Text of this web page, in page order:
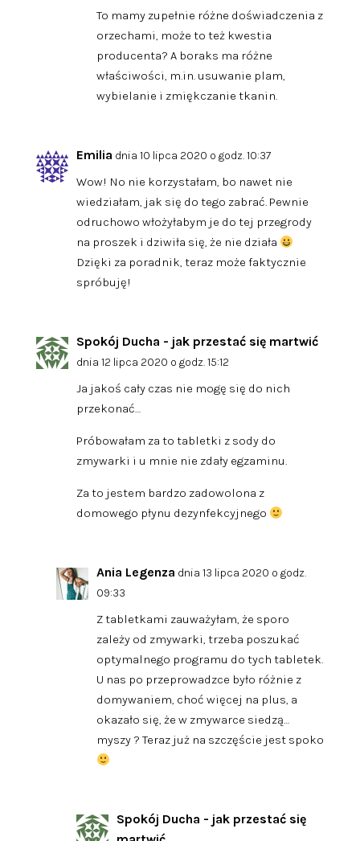
To mamy zupełnie różne doświadczenia z
orzechami, może to też kwestia
producenta? A boraks ma różne
właściwości, m.in. usuwanie plam,
wybielanie i zmiękczanie tkanin.
Emilia dnia 10 lipca 2020 o godz. 10:37
Wow! No nie korzystałam, bo nawet nie
wiedziałam, jak się do tego zabrać. Pewnie
odruchowo włożyłabym je do tej przegrody
na proszek i dziwiła się, że nie działa
Dzięki za poradnik, teraz może faktycznie
spróbuję!
Spokój Ducha - jak przestać się martwić
dnia 12 lipca 2020 o godz. 15:12
Ja jakoś cały czas nie mogę się do nich
przekonać…
Próbowałam za to tabletki z sody do
zmywarki i u mnie nie zdały egzaminu.
Za to jestem bardzo zadowolona z
domowego płynu dezynfekcyjnego
Ania Legenza dnia 13 lipca 2020 o godz.
09:33
Z tabletkami zauważyłam, że sporo
zależy od zmywarki, trzeba poszukać
optymalnego programu do tych tabletek.
U nas po przeprowadzce było różnie z
domywaniem, choć więcej na plus, a
okazało się, że w zmywarce siedzą…
myszy ? Teraz już na szczęście jest spoko
Spokój Ducha - jak przestać się